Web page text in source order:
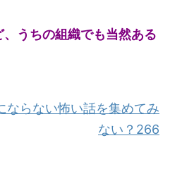
うちの組織でも当然ある
ならない怖い話を集めてみ
ない？266